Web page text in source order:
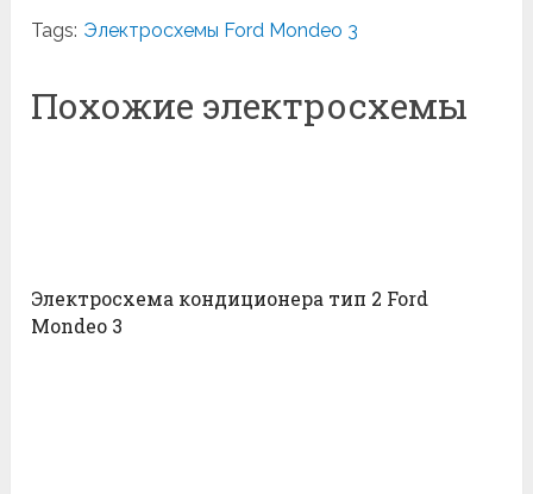
Tags: Электросхемы Ford Mondeo 3
Похожие электросхемы
Электросхема кондиционера тип 2 Ford
Mondeo 3